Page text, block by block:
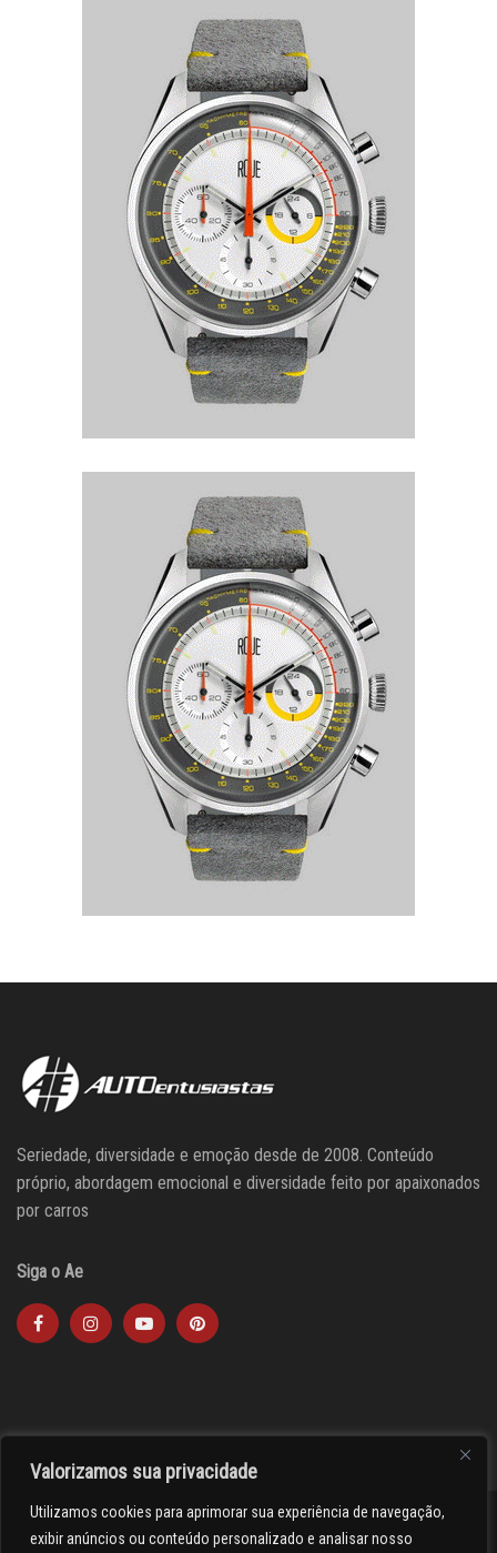
Valorizamos sua privacidade
Utilizamos cookies para aprimorar sua experiência de navegação,
exibir anúncios ou conteúdo personalizado e analisar nosso
Seriedade, diversidade e emoção desde de 2008. Conteúdo
próprio, abordagem emocional e diversidade feito por apaixonados
por carros
Siga o Ae
><(((º> 17